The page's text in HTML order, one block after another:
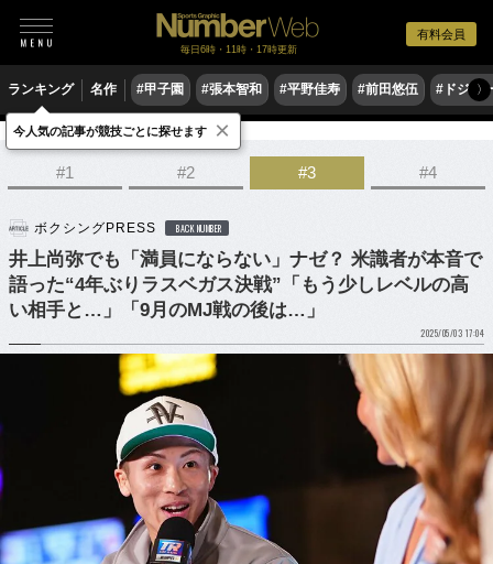
有料会員
毎日6時・11時・17時更新
ランキング 名作 #甲子園 #張本智和 #平野佳寿 #前田悠伍 #ドジャ
〉
格闘技 ボクシング
#1 #2 #3 #4
ボクシングPRESS BACK NUMBER
井上尚弥でも「満員にならない」ナゼ？ 米識者が本音で
語った“4年ぶりラスベガス決戦”「もう少しレベルの高
い相手と…」「9月のMJ戦の後は…」
2025/05/03 17:04
今人気の記事が競技ごとに探せます ×